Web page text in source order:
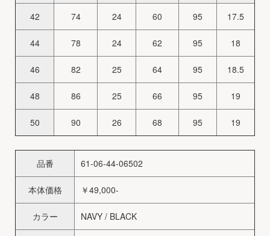
42 74 24 60 95 17.5
44 78 24 62 95 18
46 82 25 64 95 18.5
48 86 25 66 95 19
50 90 26 68 95 19
品番 61-06-44-06502
本体価格 ￥49,000-
カラー NAVY / BLACK